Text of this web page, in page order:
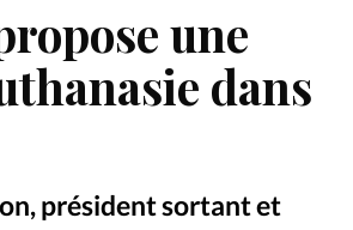
Faire un don
La rédaction
une
dans
président sortant et